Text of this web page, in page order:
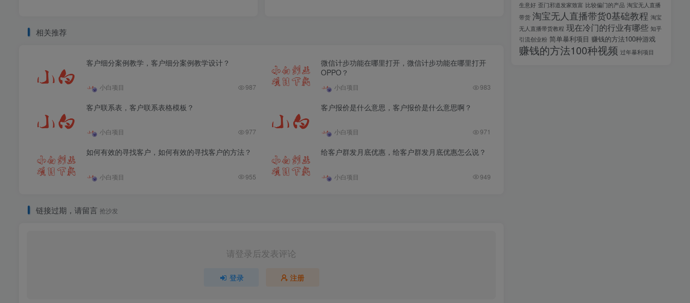
相关推荐
客户细分案例教学，客户细分案例教学设计？
小白项目 987
微信计步功能在哪里打开，微信计步功能在哪里打开
OPPO？
小白项目 983
客户联系表，客户联系表格模板？
小白项目 977
客户报价是什么意思，客户报价是什么意思啊？
小白项目 971
如何有效的寻找客户，如何有效的寻找客户的方法？
小白项目 955
给客户群发月底优惠，给客户群发月底优惠怎么说？
小白项目 949
链接过期，请留言 抢沙发
请登录后发表评论
登录 注册
生意好 歪门邪道发家致富 比较偏门的产品 淘宝无人直播
带货 淘宝无人直播带货0基础教程 淘宝
无人直播带货教程 现在冷门的行业有哪些 知乎
引流创业粉 简单暴利项目 赚钱的方法100种游戏
赚钱的方法100种视频 过年暴利项目